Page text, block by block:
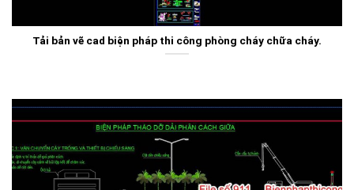
Tải bản vẽ cad biện pháp thi công phòng cháy chữa cháy.